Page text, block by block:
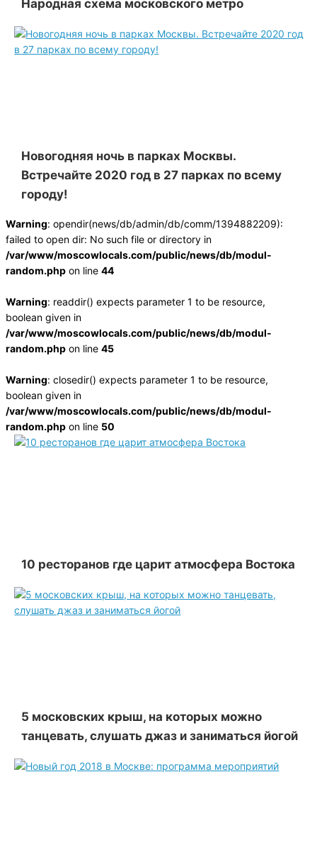
Народная схема московского метро
Новогодняя ночь в парках Москвы.
Встречайте 2020 год в 27 парках по всему
городу!
Warning: opendir(news/db/admin/db/comm/1394882209):
failed to open dir: No such file or directory in
/var/www/moscowlocals.com/public/news/db/modul-
random.phpon line 44
Warning: readdir() expects parameter 1 to be resource,
boolean given in
/var/www/moscowlocals.com/public/news/db/modul-
random.phpon line 45
Warning: closedir() expects parameter 1 to be resource,
boolean given in
/var/www/moscowlocals.com/public/news/db/modul-
random.phpon line 50
10 ресторанов где царит атмосфера Востока
5 московских крыш, на которых можно
танцевать, слушать джаз и заниматься йогой